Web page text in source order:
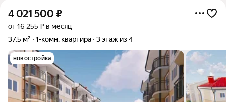
4 021 500 ₽
от 16 255 ₽ в месяц
37,5 м²
1-комн. квартира 3 этаж из 4
новостройка